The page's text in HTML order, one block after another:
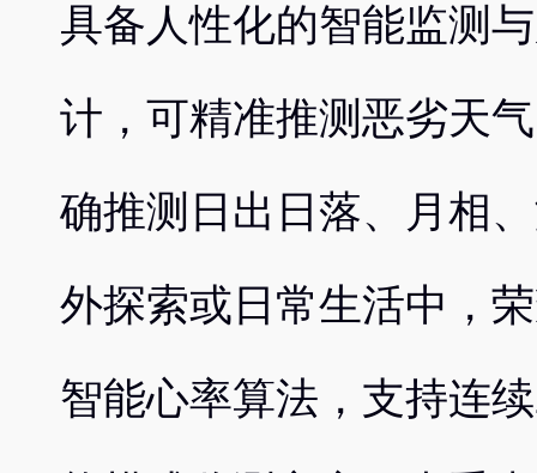
具备人性化的智能监测
计，可精准推测恶劣天
确推测日出日落、月相
外探索或日常生活中，
智能心率算法，支持连